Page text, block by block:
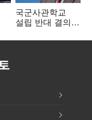
국군사관학교
설립 반대 결의안
"정치적 목적